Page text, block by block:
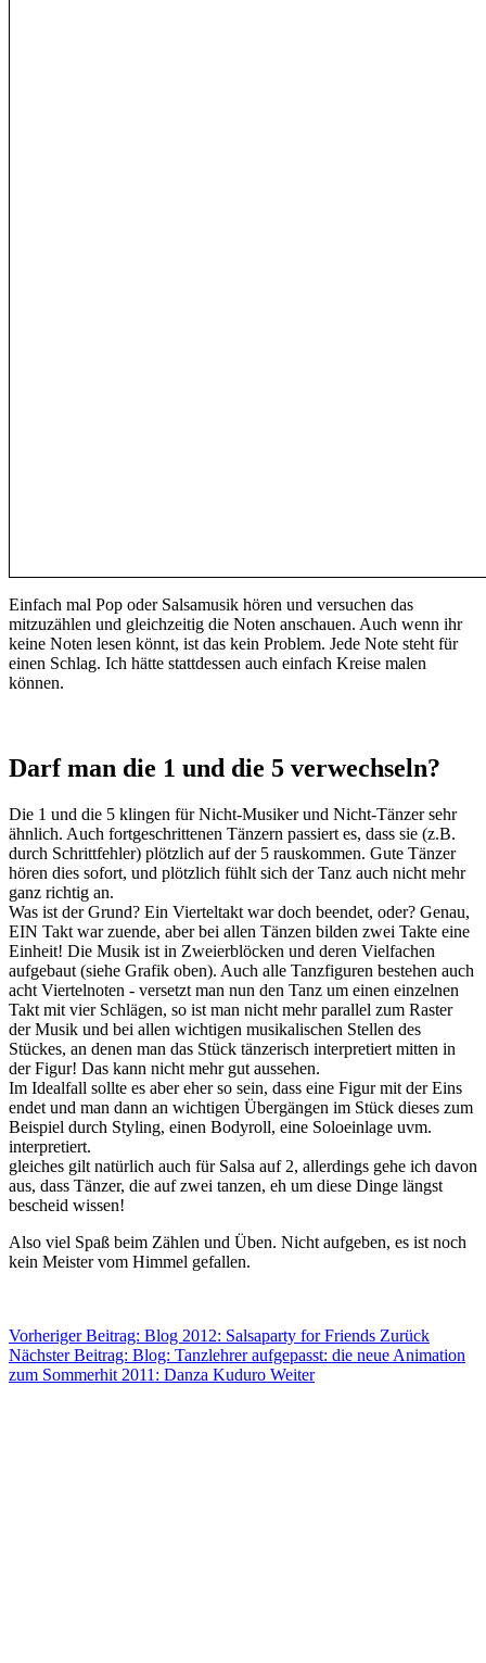
Einfach mal Pop oder Salsamusik hören und versuchen das
mitzuzählen und gleichzeitig die Noten anschauen. Auch wenn ihr
keine Noten lesen könnt, ist das kein Problem. Jede Note steht für
einen Schlag. Ich hätte stattdessen auch einfach Kreise malen
können.
Darf man die 1 und die 5 verwechseln?
Die 1 und die 5 klingen für Nicht-Musiker und Nicht-Tänzer sehr
ähnlich. Auch fortgeschrittenen Tänzern passiert es, dass sie (z.B.
durch Schrittfehler) plötzlich auf der 5 rauskommen. Gute Tänzer
hören dies sofort, und plötzlich fühlt sich der Tanz auch nicht mehr
ganz richtig an.
Was ist der Grund? Ein Vierteltakt war doch beendet, oder? Genau,
EIN Takt war zuende, aber bei allen Tänzen bilden zwei Takte eine
Einheit! Die Musik ist in Zweierblöcken und deren Vielfachen
aufgebaut (siehe Grafik oben). Auch alle Tanzfiguren bestehen auch
acht Viertelnoten - versetzt man nun den Tanz um einen einzelnen
Takt mit vier Schlägen, so ist man nicht mehr parallel zum Raster
der Musik und bei allen wichtigen musikalischen Stellen des
Stückes, an denen man das Stück tänzerisch interpretiert mitten in
der Figur! Das kann nicht mehr gut aussehen.
Im Idealfall sollte es aber eher so sein, dass eine Figur mit der Eins
endet und man dann an wichtigen Übergängen im Stück dieses zum
Beispiel durch Styling, einen Bodyroll, eine Soloeinlage uvm.
interpretiert.
gleiches gilt natürlich auch für Salsa auf 2, allerdings gehe ich davon
aus, dass Tänzer, die auf zwei tanzen, eh um diese Dinge längst
bescheid wissen!
Also viel Spaß beim Zählen und Üben. Nicht aufgeben, es ist noch
kein Meister vom Himmel gefallen.
Vorheriger Beitrag: Blog 2012: Salsaparty for Friends Zurück
Nächster Beitrag: Blog: Tanzlehrer aufgepasst: die neue Animation
zum Sommerhit 2011: Danza Kuduro Weiter